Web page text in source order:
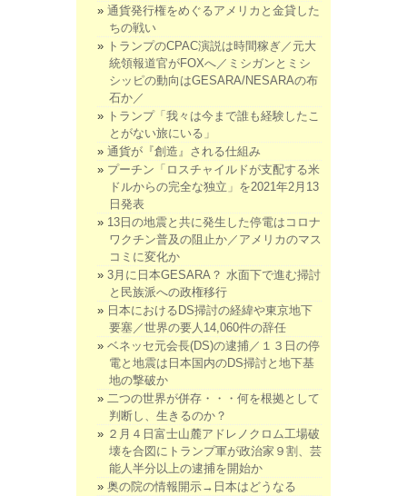
通貨発行権をめぐるアメリカと金貸した
ちの戦い
トランプのCPAC演説は時間稼ぎ／元大
統領報道官がFOXへ／ミシガンとミシ
シッピの動向はGESARA/NESARAの布
石か／
トランプ「我々は今まで誰も経験したこ
とがない旅にいる」
通貨が『創造』される仕組み
プーチン「ロスチャイルドが支配する米
ドルからの完全な独立」を2021年2月13
日発表
13日の地震と共に発生した停電はコロナ
ワクチン普及の阻止か／アメリカのマス
コミに変化か
3月に日本GESARA？ 水面下で進む掃討
と民族派への政権移行
日本におけるDS掃討の経緯や東京地下
要塞／世界の要人14,060件の辞任
ベネッセ元会長(DS)の逮捕／１３日の停
電と地震は日本国内のDS掃討と地下基
地の撃破か
二つの世界が併存・・・何を根拠として
判断し、生きるのか？
２月４日富士山麓アドレノクロム工場破
壊を合図にトランプ軍が政治家９割、芸
能人半分以上の逮捕を開始か
奥の院の情報開示→日本はどうなる